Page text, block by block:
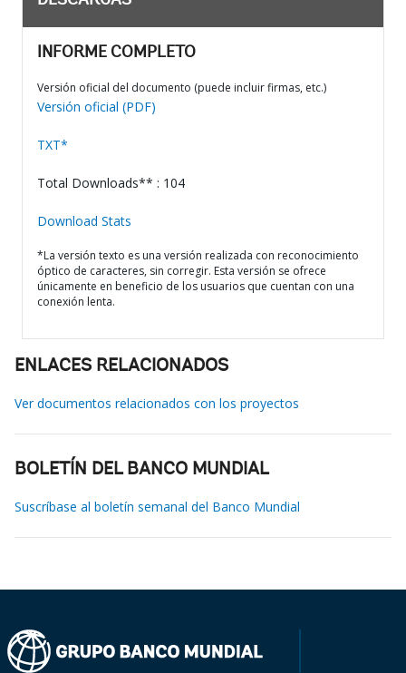
INFORME COMPLETO
Versión oficial del documento (puede incluir firmas, etc.)
Versión oficial (PDF)
TXT*
Total Downloads** : 104
Download Stats
*La versión texto es una versión realizada con reconocimiento
óptico de caracteres, sin corregir. Esta versión se ofrece
únicamente en beneficio de los usuarios que cuentan con una
conexión lenta.
ENLACES RELACIONADOS
Ver documentos relacionados con los proyectos
BOLETÍN DEL BANCO MUNDIAL
Suscríbase al boletín semanal del Banco Mundial